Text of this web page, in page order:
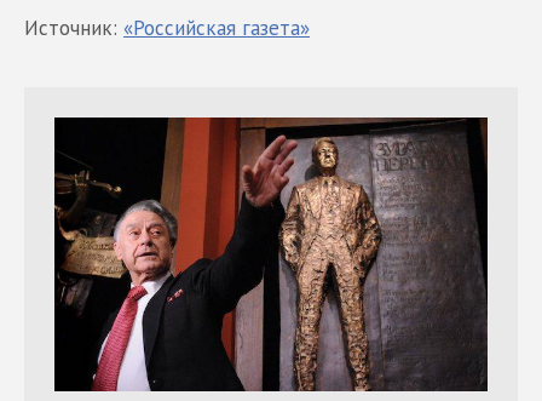
Источник: «Российская газета»